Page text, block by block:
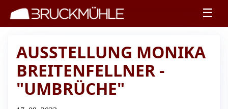
☰
AUSSTELLUNG MONIKA
BREITENFELLNER -
"UMBRÜCHE"